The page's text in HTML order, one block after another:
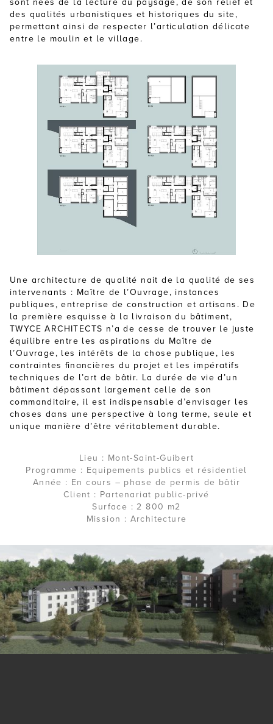
sont nées de la lecture du paysage, de son relief et
des qualités urbanistiques et historiques du site,
permettant ainsi de respecter l’articulation délicate
entre le moulin et le village.
Une architecture de qualité nait de la qualité de ses
intervenants : Maître de l’Ouvrage, instances
publiques, entreprise de construction et artisans. De
la première esquisse à la livraison du bâtiment,
TWYCE ARCHITECTS n’a de cesse de trouver le juste
équilibre entre les aspirations du Maître de
l’Ouvrage, les intérêts de la chose publique, les
contraintes financières du projet et les impératifs
techniques de l’art de bâtir. La durée de vie d’un
bâtiment dépassant largement celle de son
commanditaire, il est indispensable d’envisager les
choses dans une perspective à long terme, seule et
unique manière d’être véritablement durable.
Lieu : Mont-Saint-Guibert
Programme : Equipements publics et résidentiel
Année : En cours – phase de permis de bâtir
Client : Partenariat public-privé
Surface : 2 800 m2
Mission : Architecture